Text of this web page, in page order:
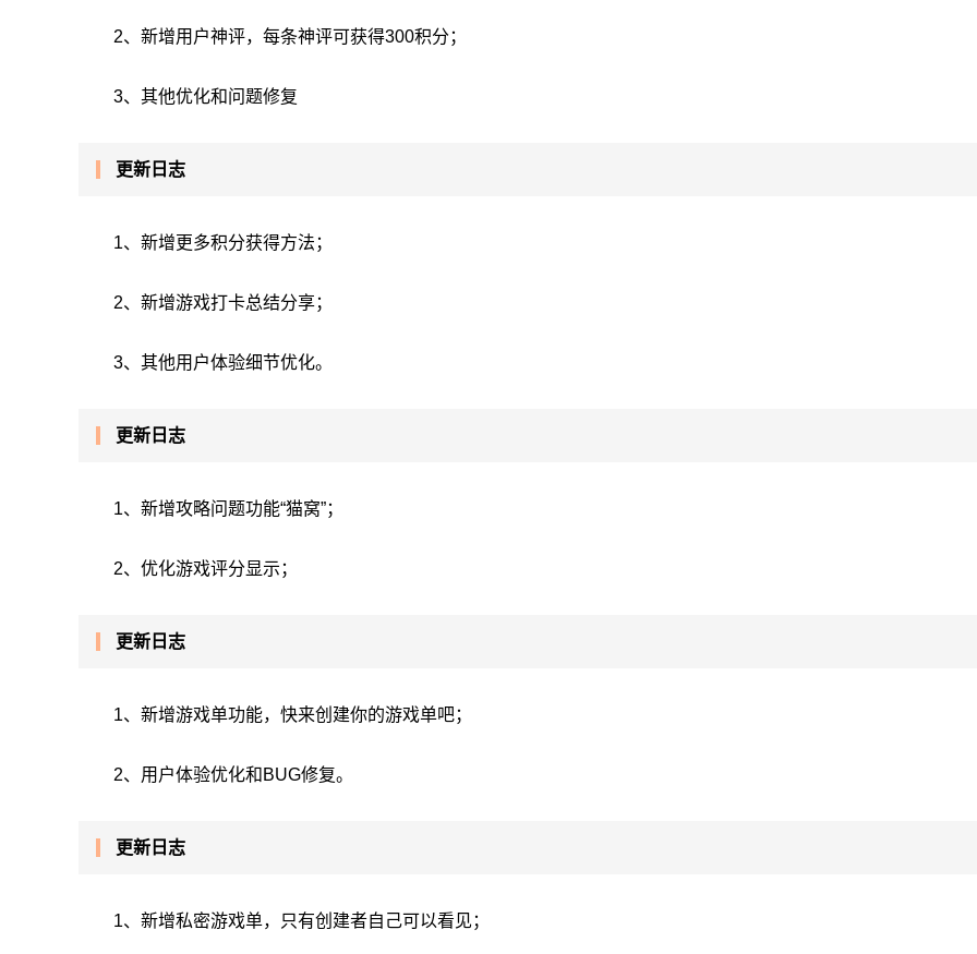
2、新增用户神评，每条神评可获得300积分；
3、其他优化和问题修复
更新日志
1、新增更多积分获得方法；
2、新增游戏打卡总结分享；
3、其他用户体验细节优化。
更新日志
1、新增攻略问题功能“猫窝”；
2、优化游戏评分显示；
更新日志
1、新增游戏单功能，快来创建你的游戏单吧；
2、用户体验优化和BUG修复。
更新日志
1、新增私密游戏单，只有创建者自己可以看见；